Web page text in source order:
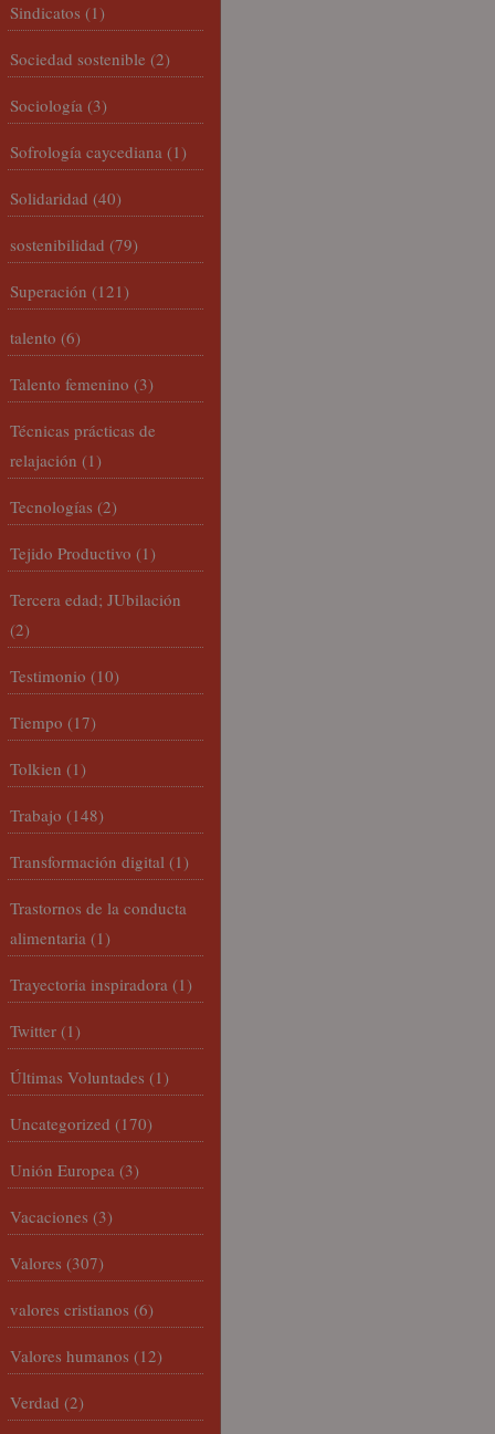
Sindicatos (1)
Sociedad sostenible (2)
Sociología (3)
Sofrología caycediana (1)
Solidaridad (40)
sostenibilidad (79)
Superación (121)
talento (6)
Talento femenino (3)
Técnicas prácticas de
relajación (1)
Tecnologías (2)
Tejido Productivo (1)
Tercera edad; JUbilación
(2)
Testimonio (10)
Tiempo (17)
Tolkien (1)
Trabajo (148)
Transformación digital (1)
Trastornos de la conducta
alimentaria (1)
Trayectoria inspiradora (1)
Twitter (1)
Últimas Voluntades (1)
Uncategorized (170)
Unión Europea (3)
Vacaciones (3)
Valores (307)
valores cristianos (6)
Valores humanos (12)
Verdad (2)